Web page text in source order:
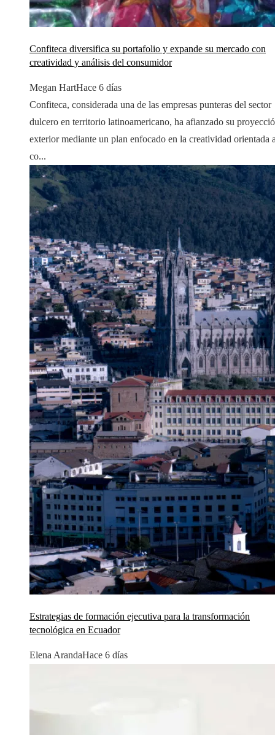
Confiteca diversifica su portafolio y expande su mercado con
creatividad y análisis del consumidor
Megan HartHace 6 días
Confiteca, considerada una de las empresas punteras del sector
dulcero en territorio latinoamericano, ha afianzado su
exterior mediante un plan enfocado en la creatividad orientada
co...
Estrategias de formación ejecutiva para la transformación
tecnológica en Ecuador
Elena ArandaHace 6 días